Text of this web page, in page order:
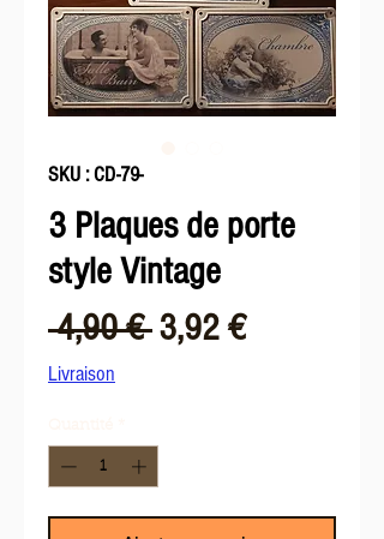
SKU : CD-79-
3 Plaques de porte
style Vintage
4,90 € Prix
3,92 €Prix
Livraison